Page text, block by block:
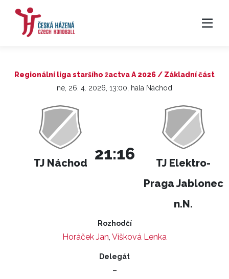
Regionální liga staršího žactva A 2026 / Základní část
ne, 26. 4. 2026, 13:00, hala Náchod
TJ Náchod 21:16
TJ Elektro-
Praga Jablonec
n.N.
Rozhodčí
Horáček Jan, Víšková Lenka
Delegát
–